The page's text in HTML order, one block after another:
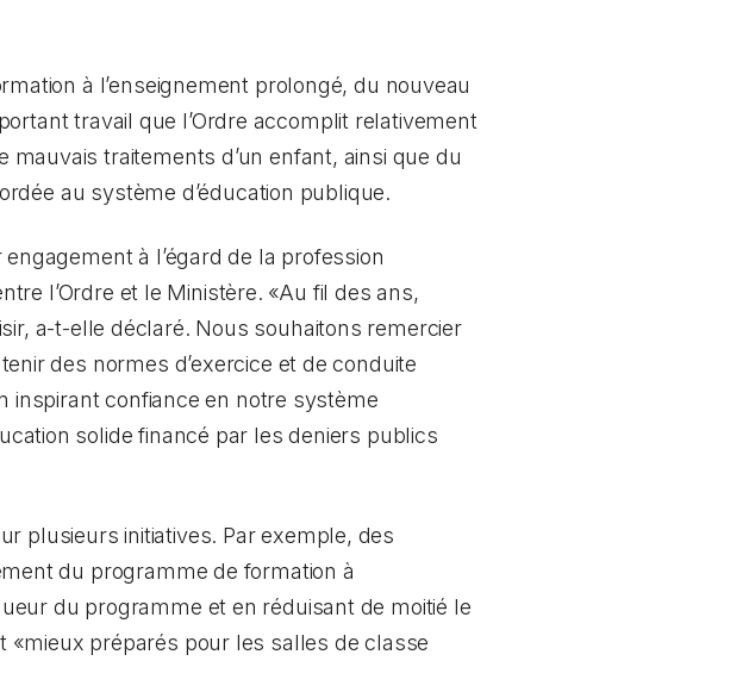
à l’enseignement prolongé, du nouveau
travail que l’Ordre accomplit relativement
traitements d’un enfant, ainsi que du
au système d’éducation publique.
à l’égard de la profession
l’Ordre et le Ministère. «Au fil des ans,
a-t-elle déclaré. Nous souhaitons remercier
des normes d’exercice et de conduite
inspirant confiance en notre système
solide financé par les deniers publics
plusieurs initiatives. Par exemple, des
du programme de formation à
du programme et en réduisant de moitié le
«mieux préparés pour les salles de classe